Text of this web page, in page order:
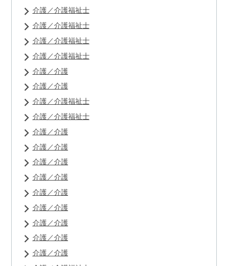
介護／介護福祉士
介護／介護福祉士
介護／介護福祉士
介護／介護福祉士
介護／介護
介護／介護
介護／介護福祉士
介護／介護福祉士
介護／介護
介護／介護
介護／介護
介護／介護
介護／介護
介護／介護
介護／介護
介護／介護
介護／介護